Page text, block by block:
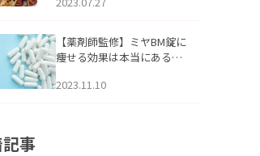
【薬剤師監修】ミヤBM錠に
痩せる効果は本当にある
2023.11.10
事